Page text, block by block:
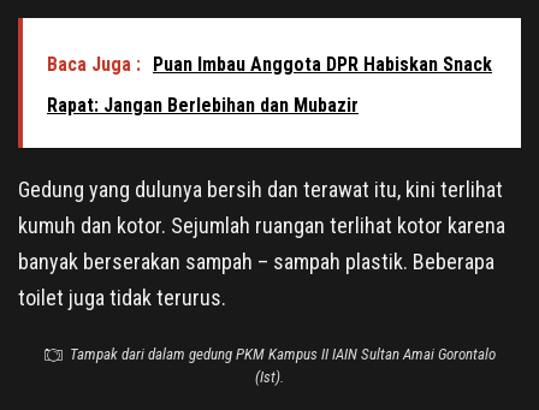
Baca Juga : Puan Imbau Anggota DPR Habiskan Snack
Rapat: Jangan Berlebihan dan Mubazir
Gedung yang dulunya bersih dan terawat itu, kini terlihat
kumuh dan kotor. Sejumlah ruangan terlihat kotor karena
banyak berserakan sampah – sampah plastik. Beberapa
toilet juga tidak terurus.
Tampak dari dalam gedung PKM Kampus II IAIN Sultan Amai Gorontalo
(Ist).